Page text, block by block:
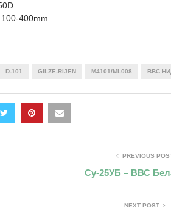
400mm
D-101 GILZE-RIJEN M4101/ML008 ВВС
PREVIOUS
Су-25УБ – ВВС
NEXT POST